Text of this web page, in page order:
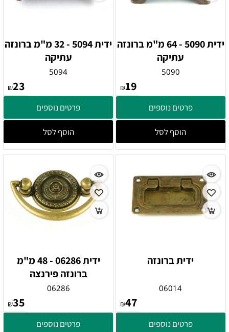
ידית 5090 - 64 מ"מ ברונזה
עתיקה
5090
₪19
פרטים נוספים
הוסף לסל
ידית 5094 - 32 מ"מ ברונזה
עתיקה
5094
₪23
פרטים נוספים
הוסף לסל
ידית ברונזה
06014
₪47
פרטים נוספים
ידית 06286 - 48 מ"מ
ברונזה פירנצה
06286
₪35
פרטים נוספים